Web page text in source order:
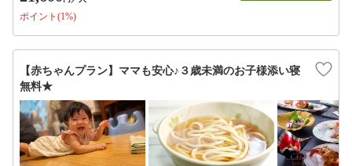
ポイント(1%)
【赤ちゃんプラン】ママも安心♪３歳未満のお子様添い寝
無料★